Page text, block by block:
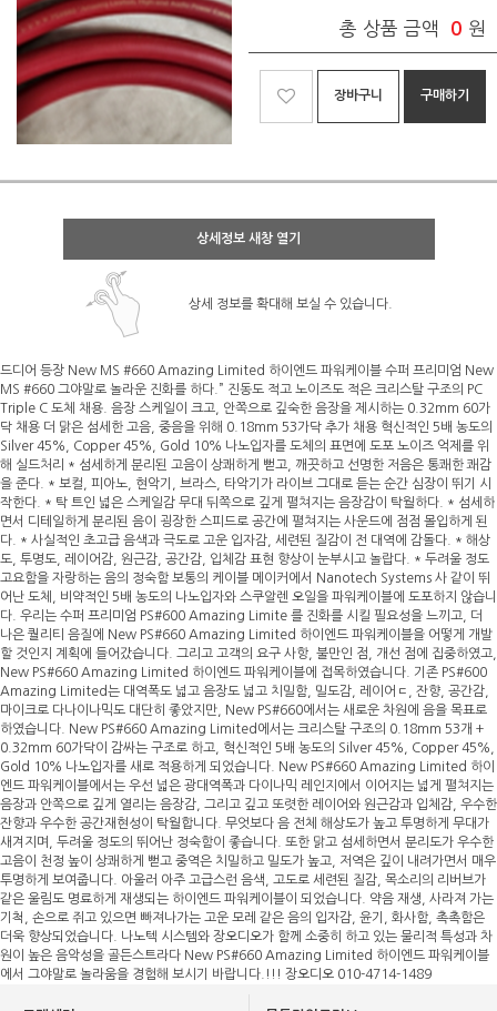
총 상품 금액 0 원
장바구니 구매하기
상세정보 새창 열기
상세 정보를 확대해 보실 수 있습니다.
드디어 등장 New MS #660 Amazing Limited 하이엔드 파워케이블 수퍼 프리미엄 New
MS #660 그야말로 놀라운 진화를 하다.” 진동도 적고 노이즈도 적은 크리스탈 구조의 PC
Triple C 도체 채용. 음장 스케일이 크고, 안쪽으로 깊숙한 음장을 제시하는 0.32mm 60가
닥 채용 더 맑은 섬세한 고음, 중음을 위해 0.18mm 53가닥 추가 채용 혁신적인 5배 농도의
Silver 45%, Copper 45%, Gold 10% 나노입자를 도체의 표면에 도포 노이즈 억제를 위
해 실드처리 * 섬세하게 분리된 고음이 상쾌하게 뻗고, 깨끗하고 선명한 저음은 통쾌한 쾌감
을 준다. * 보컬, 피아노, 현악기, 브라스, 타악기가 라이브 그대로 듣는 순간 심장이 뛰기 시
작한다. * 탁 트인 넓은 스케일감 무대 뒤쪽으로 깊게 펼쳐지는 음장감이 탁월하다. * 섬세하
면서 디테일하게 분리된 음이 굉장한 스피드로 공간에 펼쳐지는 사운드에 점점 몰입하게 된
다. * 사실적인 초고급 음색과 극도로 고운 입자감, 세련된 질감이 전 대역에 감돌다. * 해상
도, 투명도, 레이어감, 원근감, 공간감, 입체감 표현 향상이 눈부시고 놀랍다. * 두려울 정도
고요함을 자랑하는 음의 정숙함 보통의 케이블 메이커에서 Nanotech Systems 사 같이 뛰
어난 도체, 비약적인 5배 농도의 나노입자와 스쿠알렌 오일을 파워케이블에 도포하지 않습니
다. 우리는 수퍼 프리미엄 PS#600 Amazing Limite 를 진화를 시킬 필요성을 느끼고, 더
나은 퀄리티 음질에 New PS#660 Amazing Limited 하이엔드 파워케이블을 어떻게 개발
할 것인지 계획에 들어갔습니다. 그리고 고객의 요구 사항, 불만인 점, 개선 점에 집중하였고,
New PS#660 Amazing Limited 하이엔드 파워케이블에 접목하였습니다. 기존 PS#600
Amazing Limited는 대역폭도 넓고 음장도 넓고 치밀함, 밀도감, 레이어ㄷ, 잔향, 공간감,
마이크로 다나이나믹도 대단히 좋았지만, New PS#660에서는 새로운 차원에 음을 목표로
하였습니다. New PS#660 Amazing Limited에서는 크리스탈 구조의 0.18mm 53개 +
0.32mm 60가닥이 감싸는 구조로 하고, 혁신적인 5배 농도의 Silver 45%, Copper 45%,
Gold 10% 나노입자를 새로 적용하게 되었습니다. New PS#660 Amazing Limited 하이
엔드 파워케이블에서는 우선 넓은 광대역폭과 다이나믹 레인지에서 이어지는 넓게 펼쳐지는
음장과 안쪽으로 깊게 열리는 음장감, 그리고 깊고 또렷한 레이어와 원근감과 입체감, 우수한
잔향과 우수한 공간재현성이 탁월합니다. 무엇보다 음 전체 해상도가 높고 투명하게 무대가
새겨지며, 두려울 정도의 뛰어난 정숙함이 좋습니다. 또한 맑고 섬세하면서 분리도가 우수한
고음이 천정 높이 상쾌하게 뻗고 중역은 치밀하고 밀도가 높고, 저역은 깊이 내려가면서 매우
투명하게 보여줍니다. 아울러 아주 고급스런 음색, 고도로 세련된 질감, 목소리의 리버브가
같은 울림도 명료하게 재생되는 하이엔드 파워케이블이 되었습니다. 약음 재생, 사라져 가는
기척, 손으로 쥐고 있으면 빠져나가는 고운 모레 같은 음의 입자감, 윤기, 화사함, 촉촉함은
더욱 향상되었습니다. 나노텍 시스템와 장오디오가 함께 소중히 하고 있는 물리적 특성과 차
원이 높은 음악성을 골든스트라다 New PS#660 Amazing Limited 하이엔드 파워케이블
에서 그야말로 놀라움을 경험해 보시기 바랍니다.!!! 장오디오 010-4714-1489